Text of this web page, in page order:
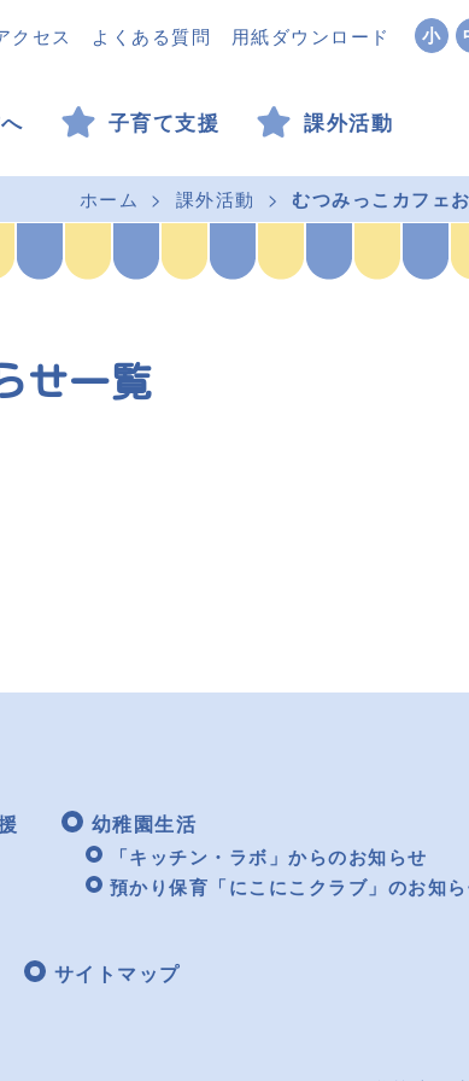
小
クセス よくある質問 用紙ダウンロード
子育て支援 課外活動
ホーム 課外活動 むつみっこカフェ
せ一覧
幼稚園生活
「キッチン・ラボ」からのお知らせ
預かり保育「にこにこクラブ」のお知
サイトマップ